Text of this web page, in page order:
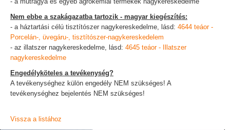
Nem ebbe a szakágazatba tartozik - magyar kiegészítés:
- a háztartási célú tisztítószer nagykereskedelme, lásd: 4644 teáor -
Porcelán-, üvegáru-, tisztítószer-nagykereskedelem
- az illatszer nagykereskedelme, lásd: 4645 teáor - Illatszer
nagykereskedelme
Engedélyköteles a tevékenység?
A tevékenységhez külön engedély NEM szükséges! A
tevékenységhez bejelentés NEM szükséges!
Vissza a listához